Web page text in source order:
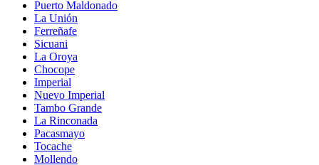
Puerto Maldonado
La Unión
Ferreñafe
Sicuani
La Oroya
Chocope
Imperial
Nuevo Imperial
Tambo Grande
La Rinconada
Pacasmayo
Tocache
Mollendo